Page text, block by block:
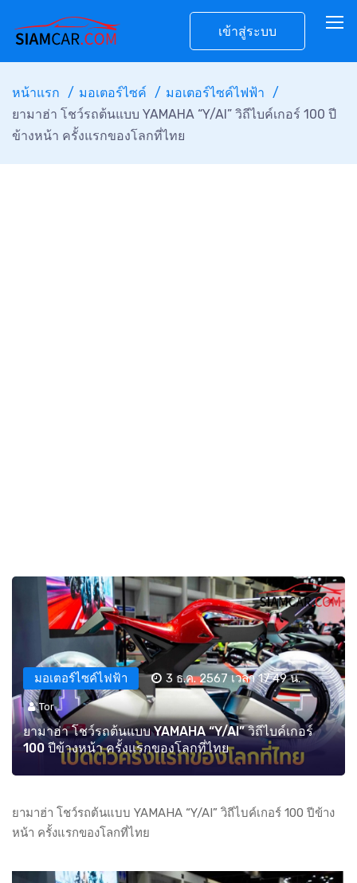
เข้าสู่ระบบ
หน้าแรก มอเตอร์ไซค์
มอเตอร์ไซค์ไฟฟ้า
ยามาฮ่า โชว์รถต้นแบบ YAMAHA “Y/AI” วิถีไบค์เกอร์ 100 ปี
ข้างหน้า ครั้งแรกของโลกที่ไทย
มอเตอร์ไซค์ไฟฟ้า 3 ธ.ค. 2567 เวลา 17:49 น.
Tor
ยามาฮ่า โชว์รถต้นแบบ YAMAHA “Y/AI” วิถีไบค์เกอร์
100 ปีข้างหน้า ครั้งแรกของโลกที่ไทย
ยามาฮ่า โชว์รถต้นแบบ YAMAHA “Y/AI” วิถีไบค์เกอร์ 100 ปีข้าง
หน้า ครั้งแรกของโลกที่ไทย